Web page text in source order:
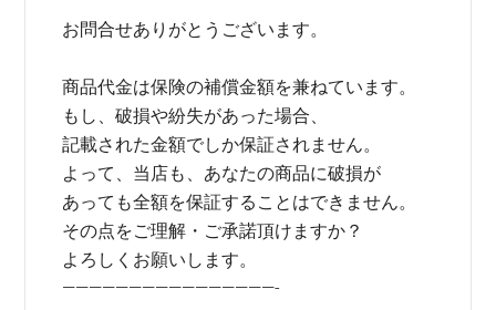
お問合せありがとうございます。
商品代金は保険の補償金額を兼ねています。
もし、破損や紛失があった場合、
記載された金額でしか保証されません。
よって、当店も、あなたの商品に破損が
あっても全額を保証することはできません。
その点をご理解・ご承諾頂けますか？
よろしくお願いします。
————————————————-